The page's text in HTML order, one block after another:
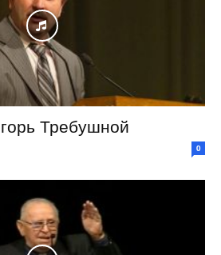
Требушной
0